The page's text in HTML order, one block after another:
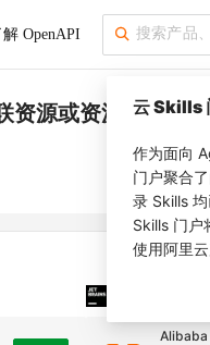
解 OpenAPI
资源或资源使用者
云 Skills
作为面向
门户聚合
录 Skills
Skills 门户
使用阿里云